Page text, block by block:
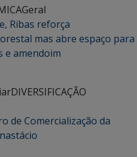
Geral
Ribas reforça
mas abre espaço para
e amendoim
DIVERSIFICAÇÃO
de Comercialização da